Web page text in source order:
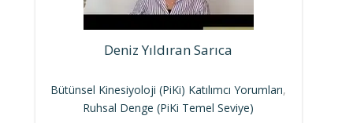
Deniz Yıldıran Sarıca
Bütünsel Kinesiyoloji (PiKi) Katılımcı Yorumları,
Ruhsal Denge (PiKi Temel Seviye)